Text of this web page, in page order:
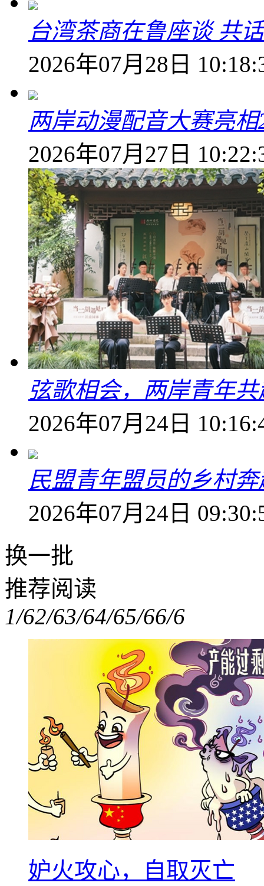
台湾茶商在鲁座谈 共
2026年07月28日
两岸动漫配音大赛亮
2026年07月27日
弦歌相会，两岸青年
2026年07月24日
民盟青年盟员的乡村
2026年07月24日
换一批
推荐阅读
1/62/63/64/65/66/6
妒火攻心，自取灭亡